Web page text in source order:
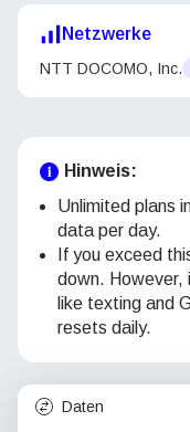
Netzwerke
NTT DOCOMO, Inc.
Hinweis:
Unlimited plans
data per day.
If you exceed
down. However,
like texting and
resets daily.
Daten